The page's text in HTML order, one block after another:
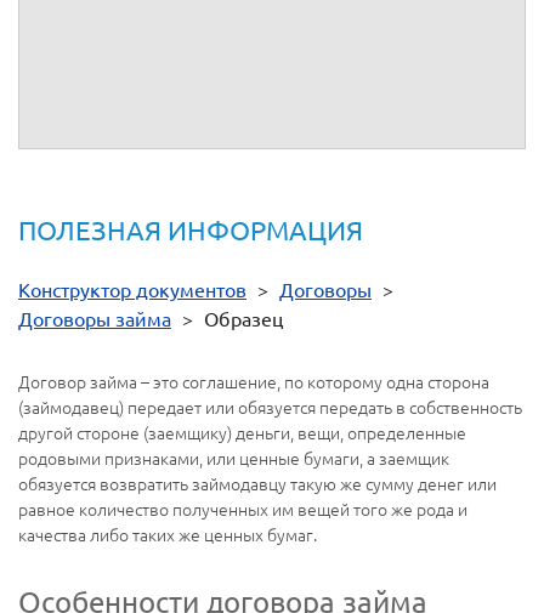
ПОЛЕЗНАЯ ИНФОРМАЦИЯ
Конструктор документов > Договоры >
Договоры займа > Образец
Договор займа – это соглашение, по которому одна сторона
(займодавец) передает или обязуется передать в собственность
другой стороне (заемщику) деньги, вещи, определенные
родовыми признаками, или ценные бумаги, а заемщик
обязуется возвратить займодавцу такую же сумму денег или
равное количество полученных им вещей того же рода и
качества либо таких же ценных бумаг.
Особенности договора займа